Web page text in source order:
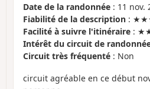
Date de la randonnée : 11 nov.
Fiabilité de la description :
Facilité à suivre l'itinéraire :
Intérêt du circuit de
Circuit très fréquenté : Non
circuit agréable en ce début